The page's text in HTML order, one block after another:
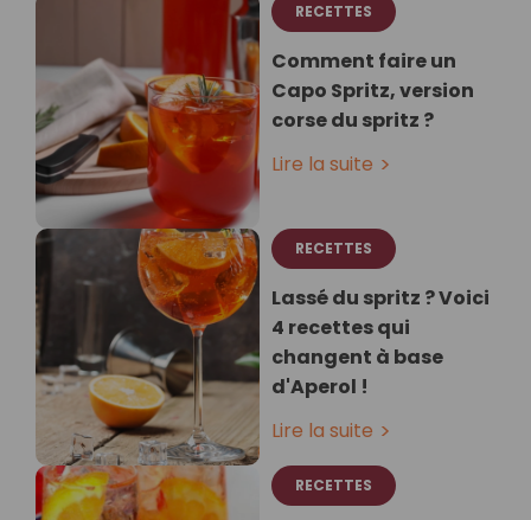
RECETTES
Comment faire un
Capo Spritz, version
corse du spritz ?
Lire la suite
RECETTES
Lassé du spritz ? Voici
4 recettes qui
changent à base
d'Aperol !
Lire la suite
RECETTES